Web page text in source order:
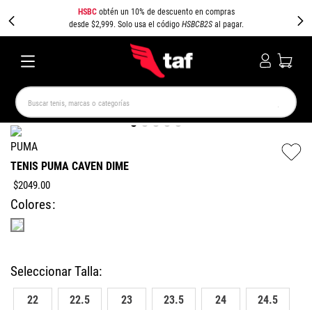
HSBCobtén un 10% de descuento en compras
desde $2,999. Solo usa el código HSBCB2Sal pagar.
Buscar tenis, marcas o categorías
PUMA
TENIS PUMA CAVEN DIME
$2049.00
Colores
22 22.5 23 23.5 24 24.5
TÉRMINOS MÁS BUSCADOS
NEW BALANCE
SPEEDCAT
PUMA SPEEDCAT